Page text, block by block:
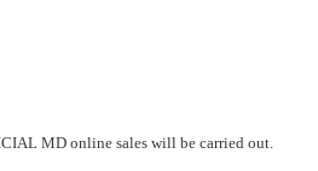
MD online sales will be carried out.